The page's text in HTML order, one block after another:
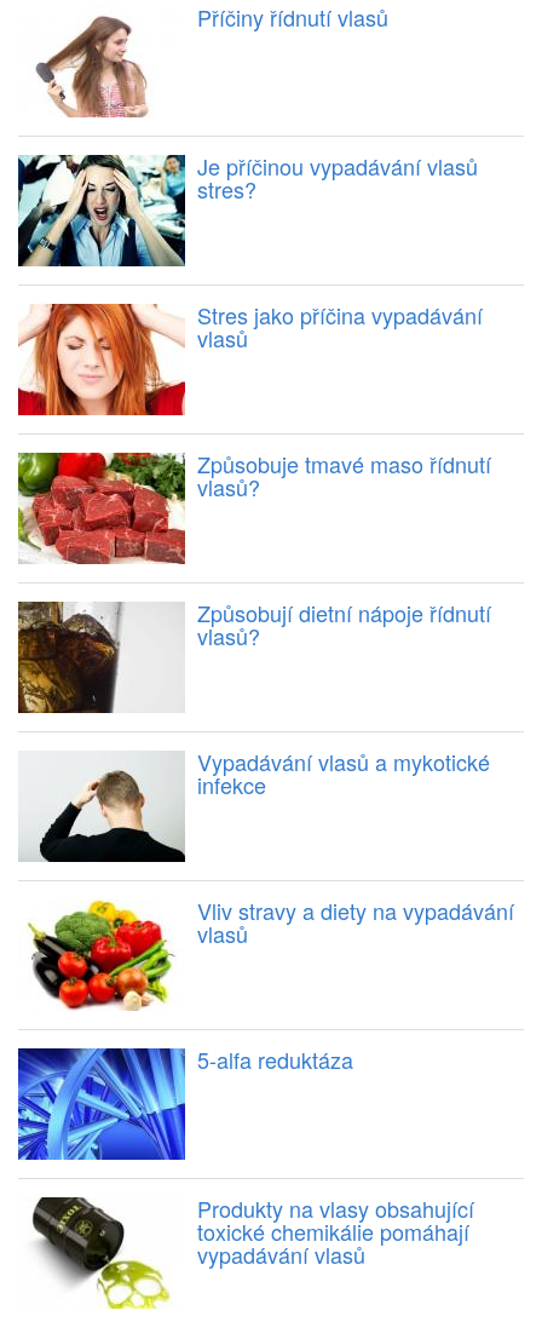
Příčiny řídnutí vlasů
Je příčinou vypadávání vlasů
stres?
Stres jako příčina vypadávání
vlasů
Způsobuje tmavé maso řídnutí
vlasů?
Způsobují dietní nápoje řídnutí
vlasů?
Vypadávání vlasů a mykotické
infekce
Vliv stravy a diety na vypadávání
vlasů
5-alfa reduktáza
Produkty na vlasy obsahující
toxické chemikálie pomáhají
vypadávání vlasů